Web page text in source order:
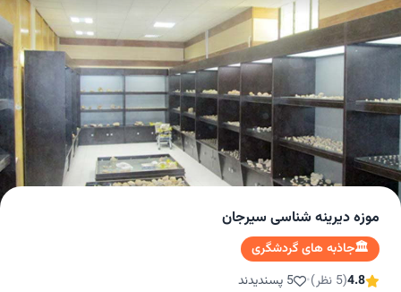
موزه دیرینه‌ شناسی سیرجان
🏛️جاذبه های گردشگری
4.8(5 نظر) • 5 پسندیدند